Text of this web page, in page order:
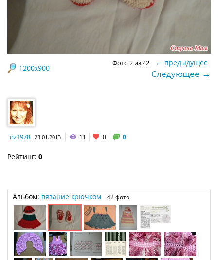
1200x900
Фото 2 из 42 ← предыдущее
Следующее →
nz1978 23.01.2013 11 0 0
Рейтинг: 0
Альбом: вязание крючком 42 фото